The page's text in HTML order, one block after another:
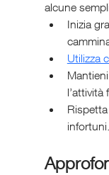
alcune
Inizia
Utilizza
l’attività
infortuni.